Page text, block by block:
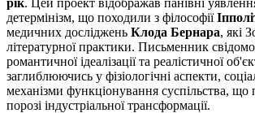
детермінізм, що походили з філософії
медичних досліджень Клода Бернара, які
літературної практики. Письменник
романтичної ідеалізації та реалістичної
заглиблюючись у фізіологічні аспекти,
механізми функціонування суспільства, що
порозі індустріальної трансформації.